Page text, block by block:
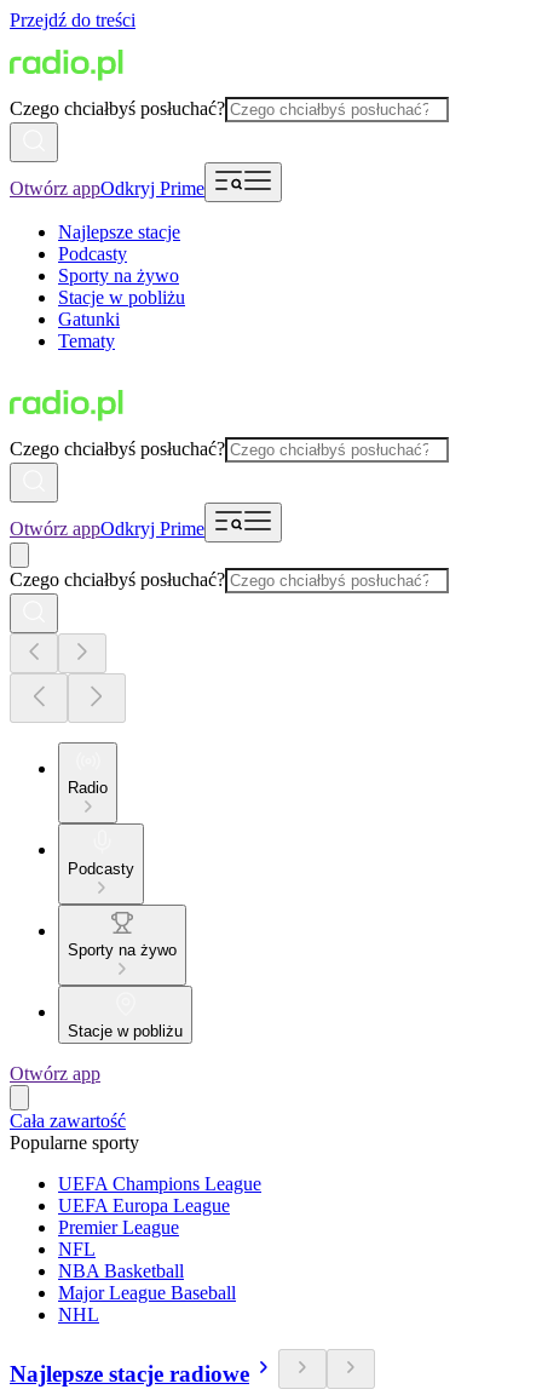
Przejdź do treści
Czego chciałbyś posłuchać?
Otwórz appOdkryj Prime
Najlepsze stacje
Podcasty
Sporty na żywo
Stacje w pobliżu
Gatunki
Tematy
Czego chciałbyś posłuchać?
Otwórz appOdkryj Prime
Czego chciałbyś posłuchać?
Radio
Podcasty
Sporty na żywo
Stacje w pobliżu
Otwórz app
Cała zawartość
Popularne sporty
UEFA Champions League
UEFA Europa League
Premier League
NFL
NBA Basketball
Major League Baseball
NHL
Najlepsze stacje radiowe